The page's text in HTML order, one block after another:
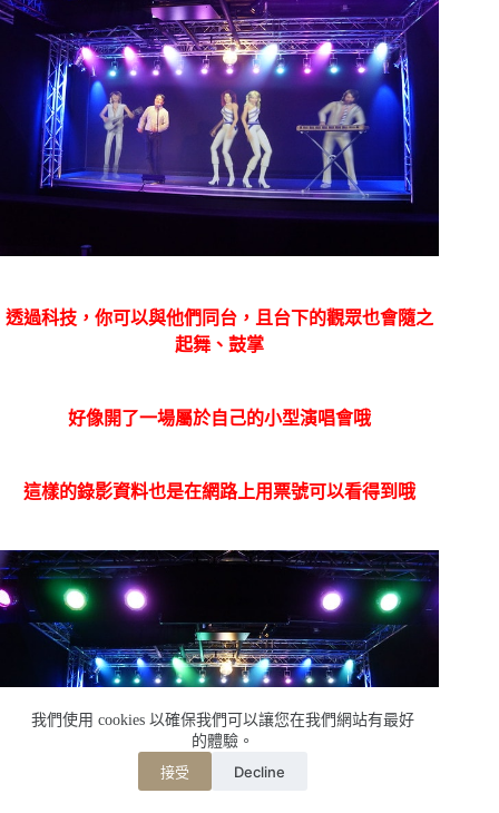
我們使用 cookies 以確保我們可以讓您在我們網站有最好
的體驗。
接受 Decline
透過科技，你可以與他們同台，且台下的觀眾也會隨之
起舞、鼓掌
好像開了一場屬於自己的小型演唱會哦
這樣的錄影資料也是在網路上用票號可以看得到哦